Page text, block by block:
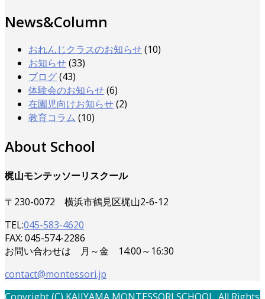
News&Column
おれんじクラスのお知らせ(10)
お知らせ(33)
ブログ(43)
体験会のお知らせ(6)
在園児向けお知らせ(2)
教育コラム (10)
About School
梶山モンテッソーリスクール
〒230-0072 横浜市鶴見区梶山2-6-12
TEL:045-583-4620
FAX: 045-574-2286
お問い合わせは 月～金 14:00～16:30
contact@montessori.jp